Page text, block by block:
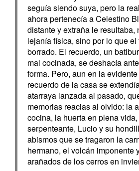
seguía siendo suya, pero la
ahora pertenecía a Celestino
distante y extraña le resultaba,
lejanía física, sino por lo que
borrado. El recuerdo, un
mal cocinada, se deshacía
forma. Pero, aun en la
recuerdo de la casa se
atarraya lanzada al pasado,
memorias reacias al olvido: la
cocina, la huerta en plena
serpenteante, Lucio y su
abismos que se tragaron la
hermano, el volcán imponente
arañados de los cerros en